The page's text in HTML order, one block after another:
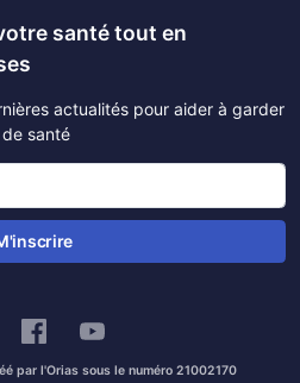
santé tout en
actualités pour aider à garder
santé
par l'Orias sous le numéro 21002170